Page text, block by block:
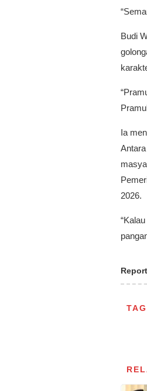
Budi
Ia
2026.
TAG